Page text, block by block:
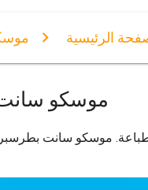
الرئيسية
موسكو